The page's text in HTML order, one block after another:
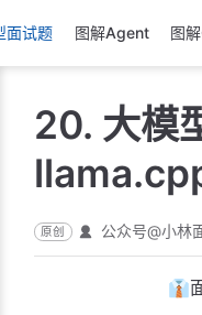
面试题 图解Agent 图
20. 大模
原创 公众号@小林
👔